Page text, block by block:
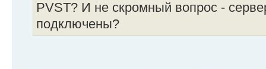
PVST? И не скромный вопрос -
подключены?